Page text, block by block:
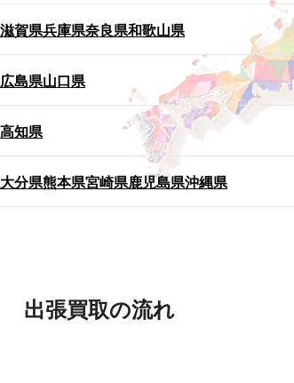
滋賀県兵庫県奈良県和歌山県
広島県山口県
高知県
大分県熊本県宮崎県鹿児島県沖縄県
出張買取の流れ